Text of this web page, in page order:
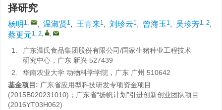
择研究
杨明 1, , 温淑贤1, 王青来1, 刘珍云1, 曾海玉 1, 吴珍芳1, 2,
蔡更元1, 2, ,
1.
广东温氏食品集团股份有限公司/国家生猪种业工程技术
研究中心，广东 新兴 527439
2.
华南农业大学 动物科学学院，广东 广州 510642
基金项目: 广东省应用型科技研发专项资金项目
(2015B020231010)；广东省“扬帆计划”引进创新创业团队项目
(2016YT03H062)